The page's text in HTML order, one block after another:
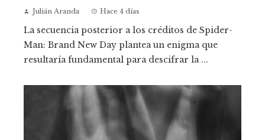
Julián Aranda Hace 4 días
La secuencia posterior a los créditos de Spider-
Man: Brand New Day plantea un enigma que
resultaría fundamental para descifrar la ...